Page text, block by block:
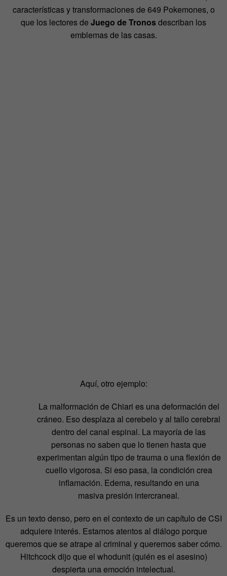
características y transformaciones de 649 Pokemones, o
que los lectores de Juego de Tronosdescriban los
emblemas de las casas.
Aquí, otro ejemplo:
La malformación de Chiari es una deformación del
cráneo. Eso desplaza al cerebelo y al tallo cerebral
dentro del canal espinal. La mayoría de las
personas no saben que lo tienen hasta que
experimentan algún tipo de trauma o una flexión de
cuello vigorosa. Si eso pasa, la condición crea
inflamación. Edema, resultando en una
masiva presión intercraneal.
Es un texto denso, pero en el contexto de un capítulo de CSI
adquiere interés. Estamos atentos al diálogo porque
queremos que se atrape al criminal y queremos saber cómo.
Hitchcock dijo que el whodunit (quién es el asesino)
despierta una emoción intelectual.